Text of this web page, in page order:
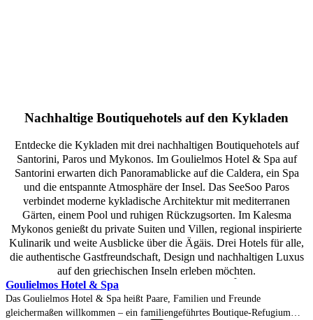
Nachhaltige Boutiquehotels auf den Kykladen
Entdecke die Kykladen mit drei nachhaltigen Boutiquehotels auf
Santorini, Paros und Mykonos. Im Goulielmos Hotel & Spa auf
Santorini erwarten dich Panoramablicke auf die Caldera, ein Spa
und die entspannte Atmosphäre der Insel. Das SeeSoo Paros
verbindet moderne kykladische Architektur mit mediterranen
Gärten, einem Pool und ruhigen Rückzugsorten. Im Kalesma
Mykonos genießt du private Suiten und Villen, regional inspirierte
Kulinarik und weite Ausblicke über die Ägäis. Drei Hotels für alle,
die authentische Gastfreundschaft, Design und nachhaltigen Luxus
auf den griechischen Inseln erleben möchten.
Goulielmos Hotel & Spa
Das Goulielmos Hotel & Spa heißt Paare, Familien und Freunde
gleichermaßen willkommen – ein familiengeführtes Boutique-Refugium